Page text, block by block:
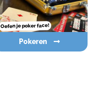
Oefen je poker face!
Pokeren